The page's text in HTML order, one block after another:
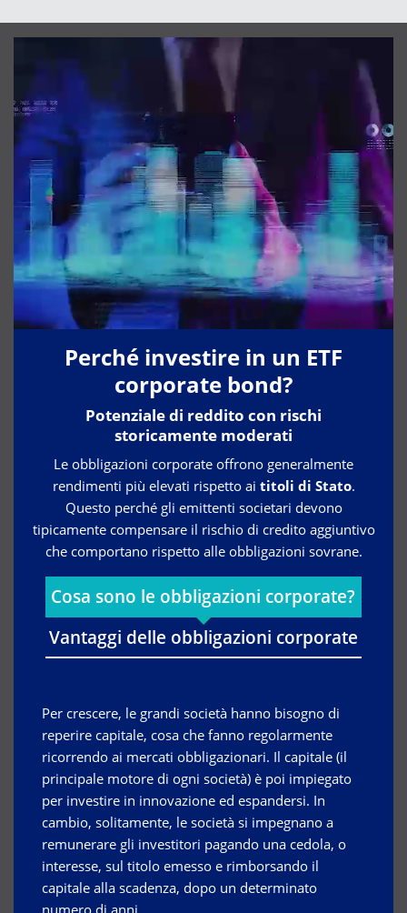
Perché investire in un ETF
corporate bond?
Potenziale di reddito con rischi
storicamente moderati
Le obbligazioni corporate offrono generalmente
rendimenti più elevati rispetto ai titoli di Stato.
Questo perché gli emittenti societari devono
tipicamente compensare il rischio di credito aggiuntivo
che comportano rispetto alle obbligazioni sovrane.
Cosa sono le obbligazioni corporate?
Vantaggi delle obbligazioni corporate
Per crescere, le grandi società hanno bisogno di
reperire capitale, cosa che fanno regolarmente
ricorrendo ai mercati obbligazionari. Il capitale (il
principale motore di ogni società) è poi impiegato
per investire in innovazione ed espandersi. In
cambio, solitamente, le società si impegnano a
remunerare gli investitori pagando una cedola, o
interesse, sul titolo emesso e rimborsando il
capitale alla scadenza, dopo un determinato